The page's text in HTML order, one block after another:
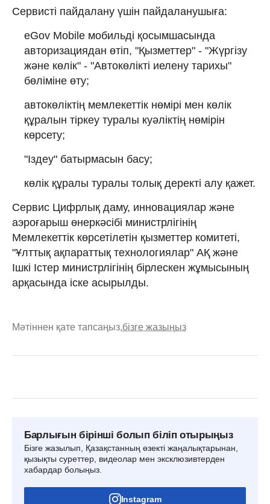
Сервисті пайдалану үшін пайдаланушыға:
eGov Mobile мобильді қосымшасында
авторизациядан өтіп, "Қызметтер" - "Жүргізу
және көлік" - "Автокөлікті иелену тарихы"
бөліміне өту;
автокөліктің мемлекеттік нөмірі мен көлік
құралын тіркеу туралы куәліктің нөмірін
көрсету;
"Іздеу" батырмасын басу;
көлік құралы туралы толық деректі алу қажет.
Сервис Цифрлық даму, инновациялар және
аэроғарыш өнеркәсібі министрлігінің
Мемлекеттік көрсетілетін қызметтер комитеті,
"Ұлттық ақпараттық технологиялар" АҚ және
Ішкі Істер министрлігінің бірлескен жұмысының
арқасында іске асырылды.
Мәтіннен қате тапсаңыз,бізге жазыңыз
Барлығын бірінші болып біліп отырыңыз
Бізге жазылып, Қазақстанның өзекті жаңалықтарынан,
қызықты суреттер, видеолар мен эксклюзивтерден
хабардар болыңыз.
Instagram